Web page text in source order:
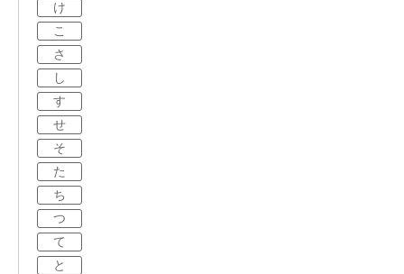
け
こ
さ
し
す
せ
そ
た
ち
つ
て
と